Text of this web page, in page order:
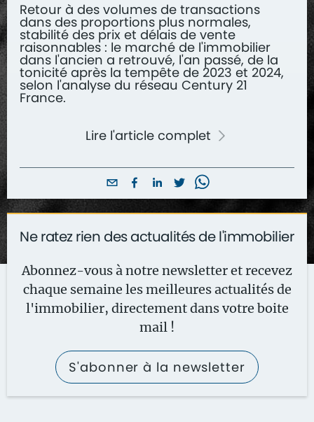
Retour à des volumes de transactions
dans des proportions plus normales,
stabilité des prix et délais de vente
raisonnables : le marché de l'immobilier
dans l'ancien a retrouvé, l'an passé, de la
tonicité après la tempête de 2023 et 2024,
selon l'analyse du réseau Century 21
France.
Lire l'article complet
Ne ratez rien des actualités de l'immobilier
Abonnez-vous à notre newsletter et recevez
chaque semaine les meilleures actualités de
l'immobilier, directement dans votre boite
mail !
S'abonner à la newsletter